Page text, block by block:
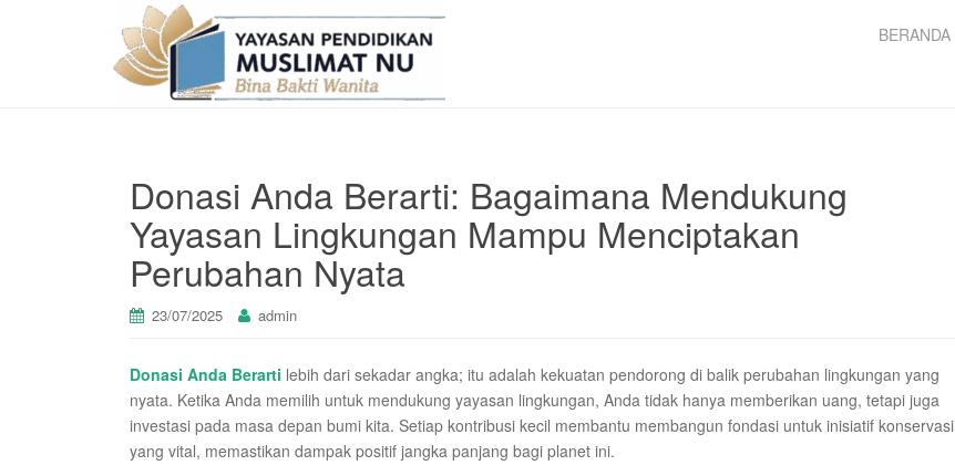
BERANDA
Donasi Anda Berarti: Bagaimana Mendukung
Yayasan Lingkungan Mampu Menciptakan
Perubahan Nyata
23/07/2025 admin
Donasi Anda Berarti lebih dari sekadar angka; itu adalah kekuatan pendorong di balik perubahan lingkungan yang
nyata. Ketika Anda memilih untuk mendukung yayasan lingkungan, Anda tidak hanya memberikan uang, tetapi juga
investasi pada masa depan bumi kita. Setiap kontribusi kecil membantu membangun fondasi untuk inisiatif konservasi
yang vital, memastikan dampak positif jangka panjang bagi planet ini.